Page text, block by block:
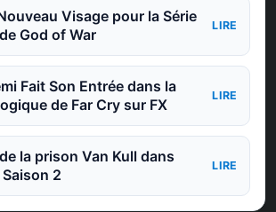
Visage pour la Série
God of War
LIRE
Fait Son Entrée dans la
de Far Cry sur FX
LIRE
la prison Van Kull dans
2
LIRE